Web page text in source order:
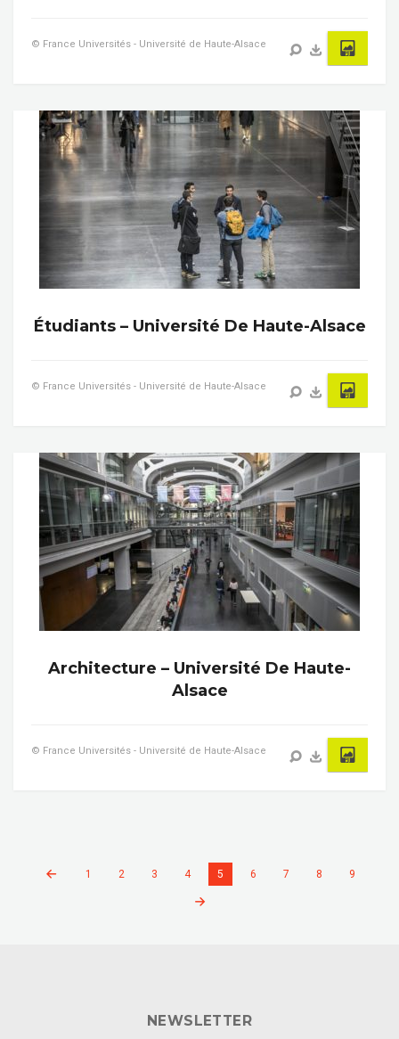
© France Universités - Université de Haute-Alsace
Étudiants – Université De Haute-Alsace
© France Universités - Université de Haute-Alsace
Architecture – Université De Haute-
Alsace
© France Universités - Université de Haute-Alsace
1 2 3 4 5 6 7 8 9
NEWSLETTER